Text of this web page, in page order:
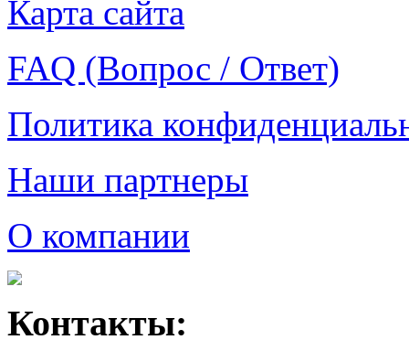
Карта сайта
FAQ (Вопрос / Ответ)
Политика
Наши партнеры
О компании
Контакты: